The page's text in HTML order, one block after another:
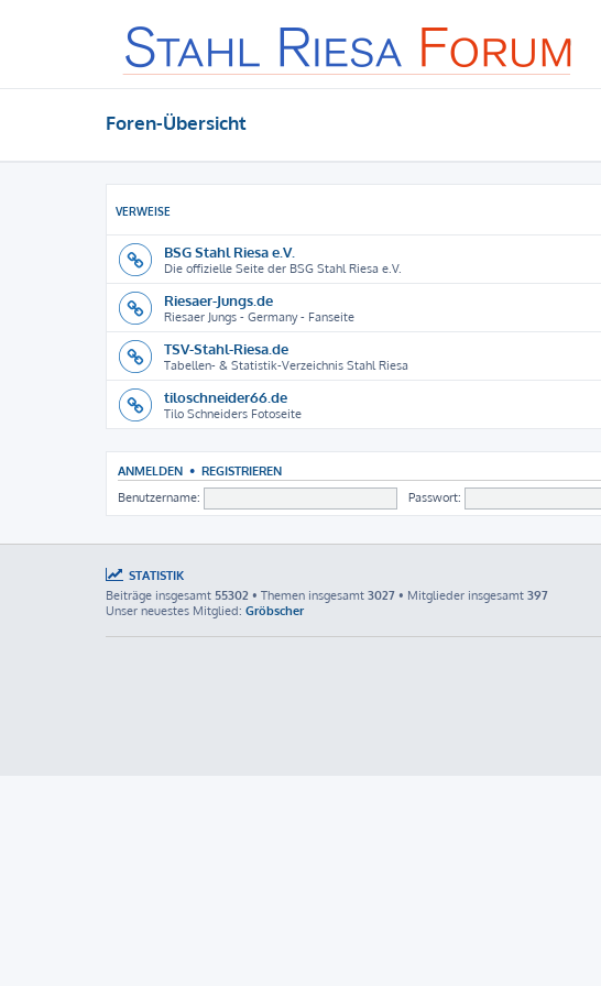
Foren-Übersicht
VERWEISE
BSG Stahl Riesa e.V.
Die offizielle Seite der BSG Stahl Riesa e.V.
Riesaer-Jungs.de
Riesaer Jungs - Germany - Fanseite
TSV-Stahl-Riesa.de
Tabellen- & Statistik-Verzeichnis Stahl Riesa
tiloschneider66.de
Tilo Schneiders Fotoseite
ANMELDEN • REGISTRIEREN
Benutzername: Passwort:
STATISTIK
Beiträge insgesamt 55302 • Themen insgesamt 3027 • Mitglieder insgesamt 397
Unser neuestes Mitglied: Gröbscher